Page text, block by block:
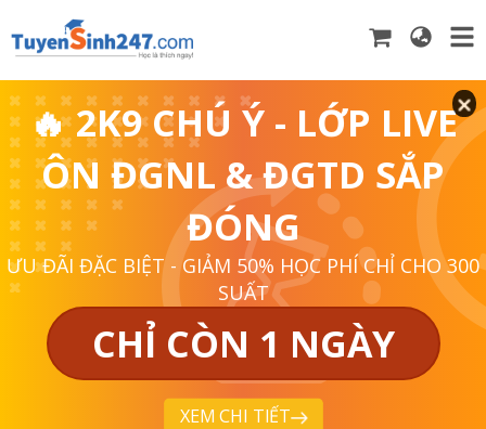
🔥 2K9 CHÚ Ý - LỚP LIVE
ÔN ĐGNL & ĐGTD SẮP
ĐÓNG
ƯU ĐÃI ĐẶC BIỆT - GIẢM 50% HỌC PHÍ CHỈ CHO 300
SUẤT
CHỈ CÒN 1 NGÀY
XEM CHI TIẾT